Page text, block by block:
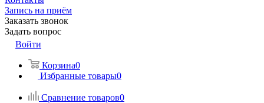
Запись на приём
Заказать звонок
Задать вопрос
Войти
Корзина0
Избранные товары0
Сравнение товаров0